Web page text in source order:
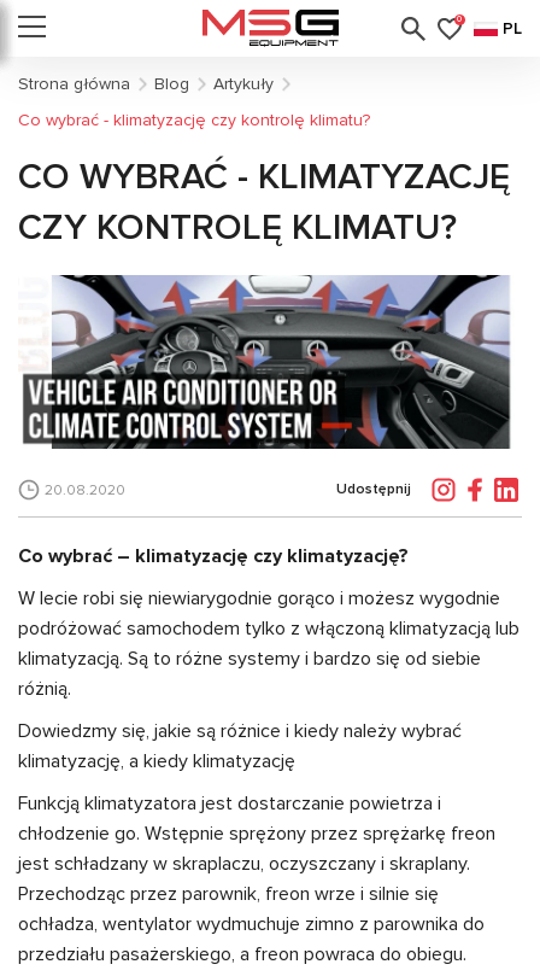
0 PL
Strona główna Blog
Artykuły
Co wybrać - klimatyzację czy kontrolę klimatu?
CO WYBRAĆ - KLIMATYZACJĘ
CZY KONTROLĘ KLIMATU?
20.08.2020 Udostępnij
Co wybrać – klimatyzację czy klimatyzację?
W lecie robi się niewiarygodnie gorąco i możesz wygodnie
podróżować samochodem tylko z włączoną klimatyzacją lub
klimatyzacją. Są to różne systemy i bardzo się od siebie
różnią.
Dowiedzmy się, jakie są różnice i kiedy należy wybrać
klimatyzację, a kiedy klimatyzację
Funkcją klimatyzatora jest dostarczanie powietrza i
chłodzenie go. Wstępnie sprężony przez sprężarkę freon
jest schładzany w skraplaczu, oczyszczany i skraplany.
Przechodząc przez parownik, freon wrze i silnie się
ochładza, wentylator wydmuchuje zimno z parownika do
przedziału pasażerskiego, a freon powraca do obiegu.